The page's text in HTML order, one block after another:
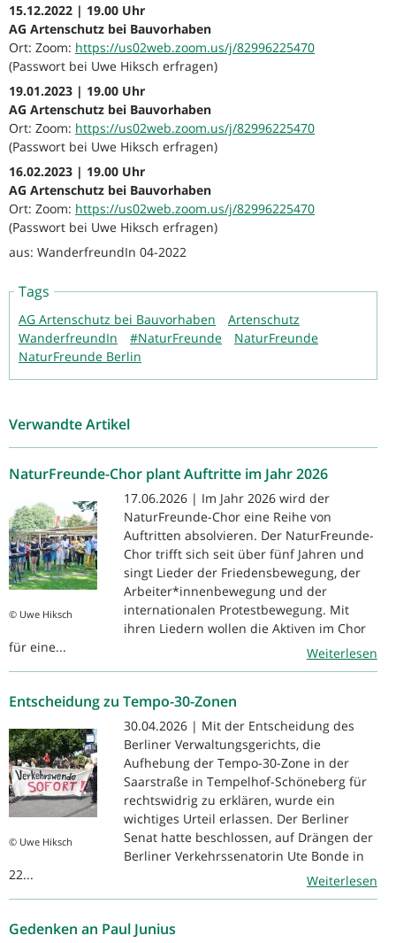
15.12.2022 | 19.00 Uhr
AG Artenschutz bei Bauvorhaben
Ort: Zoom: https://us02web.zoom.us/j/82996225470
(Passwort bei Uwe Hiksch erfragen)
19.01.2023 | 19.00 Uhr
AG Artenschutz bei Bauvorhaben
Ort: Zoom: https://us02web.zoom.us/j/82996225470
(Passwort bei Uwe Hiksch erfragen)
16.02.2023 | 19.00 Uhr
AG Artenschutz bei Bauvorhaben
Ort: Zoom: https://us02web.zoom.us/j/82996225470
(Passwort bei Uwe Hiksch erfragen)
aus: WanderfreundIn 04-2022
Tags
AG Artenschutz bei Bauvorhaben
Artenschutz
WanderfreundIn
#NaturFreunde
NaturFreunde
NaturFreunde Berlin
Verwandte Artikel
NaturFreunde-Chor plant Auftritte im Jahr 2026
© Uwe Hiksch
17.06.2026 | Im Jahr 2026 wird der
NaturFreunde-Chor eine Reihe von
Auftritten absolvieren. Der NaturFreunde-
Chor trifft sich seit über fünf Jahren und
singt Lieder der Friedensbewegung, der
Arbeiter*innenbewegung und der
internationalen Protestbewegung. Mit
ihren Liedern wollen die Aktiven im Chor
für eine...
Weiterlesen
Entscheidung zu Tempo-30-Zonen
© Uwe Hiksch
30.04.2026 | Mit der Entscheidung des
Berliner Verwaltungsgerichts, die
Aufhebung der Tempo-30-Zone in der
Saarstraße in Tempelhof-Schöneberg für
rechtswidrig zu erklären, wurde ein
wichtiges Urteil erlassen. Der Berliner
Senat hatte beschlossen, auf Drängen der
Berliner Verkehrssenatorin Ute Bonde in
22...
Weiterlesen
Gedenken an Paul Junius